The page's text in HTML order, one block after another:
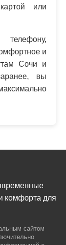
или
и
Сочи и
вы
комфорта для
сайтом